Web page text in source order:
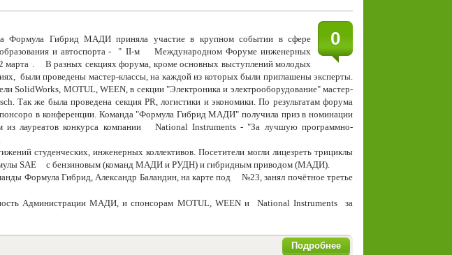
0
Формула Гибрид МАДИ приняла участие в крупном событии в сфере
и автоспорта - " II-м
Международном Форуме инженерных
марта
В разных секциях форума, кроме основных выступлений молодых
были проведены мастер-классы, на каждой из которых были приглашены эксперты.
SolidWorks, MOTUL, WEEN, в секции "Электроника и электрооборудование" мастер-
Так же была проведена секция PR, логистики и экономики. По результатам форума
в конференции. Команда "Формула Гибрид МАДИ" получила приз в номинации
лауреатов конкурса компании
National Instruments - "За лучшуюпрограммно-
студенческих, инженерных коллективов. Посетители могли лицезреть трициклы
SAE
с бензиновым (команд МАДИ и РУДН) и гибридным приводом (МАДИ).
Формула Гибрид, Александр Баландин, на карте под
№23, занял почётное третье
Администрации МАДИ, и спонсорам MOTUL, WEEN и
National Instruments
за
Подробнее